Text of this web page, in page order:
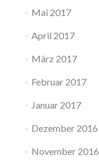
Mai 2017
April 2017
März 2017
Februar 2017
Januar 2017
Dezember 2016
November 2016